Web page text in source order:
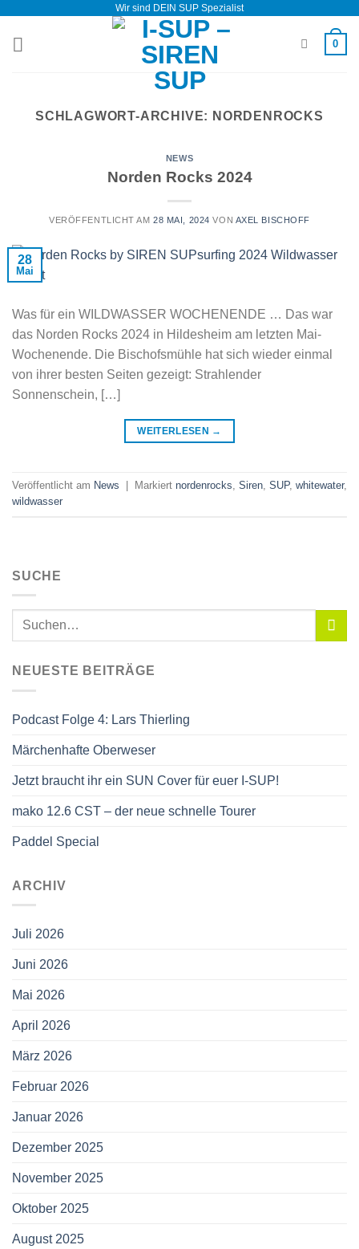
springen
Wir sind DEIN SUP Spezialist
0
SCHLAGWORT-ARCHIVE: NORDENROCKS
NEWS
Norden Rocks 2024
VERÖFFENTLICHT AM28 MAI, 2024 VON AXEL BISCHOFF
28
Mai
Was für ein WILDWASSER WOCHENENDE … Das war
das Norden Rocks 2024 in Hildesheim am letzten Mai-
Wochenende. Die Bischofsmühle hat sich wieder einmal
von ihrer besten Seiten gezeigt: Strahlender
Sonnenschein, […]
WEITERLESEN →
Veröffentlicht am News Markiert nordenrocks Siren SUP, whitewater,
wildwasser
SUCHE
NEUESTE BEITRÄGE
Podcast Folge 4: Lars Thierling
Märchenhafte Oberweser
Jetzt braucht ihr ein SUN Cover für euer I-SUP!
mako 12.6 CST – der neue schnelle Tourer
Paddel Special
ARCHIV
Juli 2026
Juni 2026
Mai 2026
April 2026
März 2026
Februar 2026
Januar 2026
Dezember 2025
November 2025
Oktober 2025
August 2025